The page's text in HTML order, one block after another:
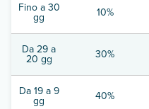
Fino a 30
gg 10%
Da 29 a
20 gg 30%
Da 19 a 9
gg 40%